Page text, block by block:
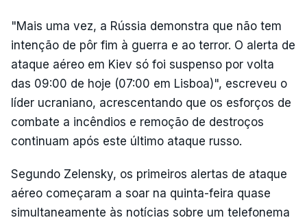
"Mais uma vez, a Rússia demonstra que não tem
intenção de pôr fim à guerra e ao terror. O alerta de
ataque aéreo em Kiev só foi suspenso por volta
das 09:00 de hoje (07:00 em Lisboa)", escreveu o
líder ucraniano, acrescentando que os esforços de
combate a incêndios e remoção de destroços
continuam após este último ataque russo.
Segundo Zelensky, os primeiros alertas de ataque
aéreo começaram a soar na quinta-feira quase
simultaneamente às notícias sobre um telefonema